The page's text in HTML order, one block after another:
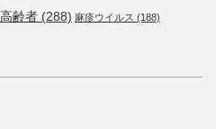
高齢者 (288) 麻疹ウイルス (188)